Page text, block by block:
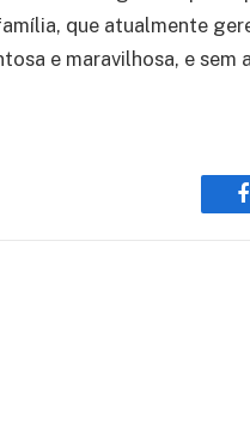
que atualmente
e maravilhosa, e sem